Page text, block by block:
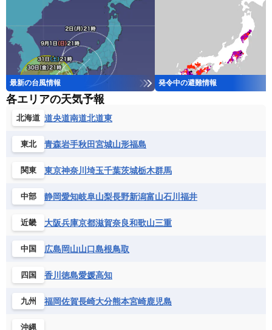
最新の台風情報 発令中の避難情報
各エリアの天気予報
北海道 道央道南道北道東
東北 青森岩手秋田宮城山形福島
関東 東京神奈川 埼玉千葉茨城栃木群馬
中部 静岡愛知岐阜山梨長野新潟富山石川 福井
近畿 大阪兵庫京都滋賀奈良和歌山三重
中国 広島岡山山口島根鳥取
四国 香川 徳島愛媛高知
九州 福岡佐賀長崎大分熊本宮崎鹿児島
沖縄